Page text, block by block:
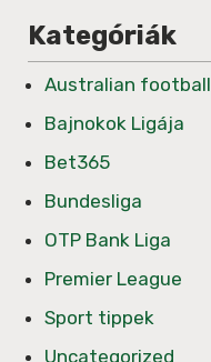
Kategóriák
Australian football
Bajnokok Ligája
Bet365
Bundesliga
OTP Bank Liga
Premier League
Sport tippek
Uncategorized